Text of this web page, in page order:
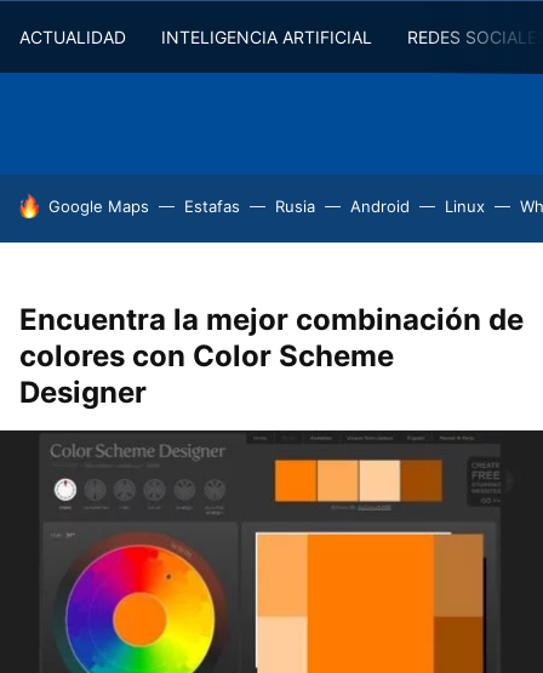
ACTUALIDAD INTELIGENCIA ARTIFICIAL REDES
HOY SE HABLA DE
Google Maps Estafas Rusia Android Linux
Encuentra la mejor combinación de
colores con Color Scheme
Designer